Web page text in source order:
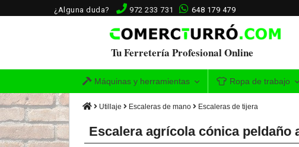
¿Alguna duda? 972 233 731 648 179 479
Tu Ferretería Profesional Online
Máquinas y herramientas Ropa de trabajo
Utillaje Escaleras de mano Escaleras de tijera
Escalera agrícola cónica